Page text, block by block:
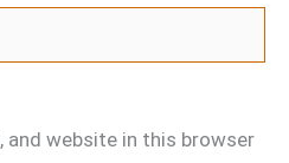
and website in this browser